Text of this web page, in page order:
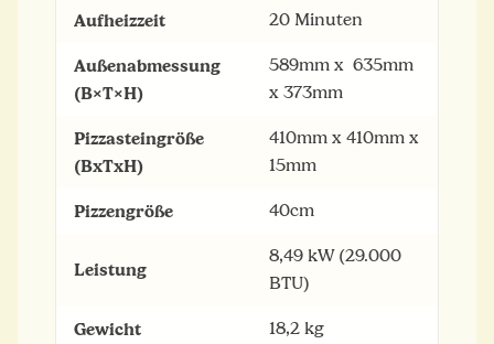
Aufheizzeit 20 Minuten
Außenabmessung
(B×T×H)
589mm x 635mm
x 373mm
Pizzasteingröße
(BxTxH)
410mm x 410mm x
15mm
Pizzengröße 40cm
Leistung
8,49 kW (29.000
BTU)
Gewicht 18,2 kg